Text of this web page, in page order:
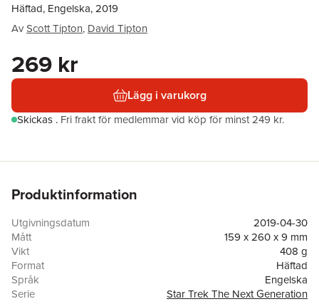
Häftad, Engelska, 2019
AvScott Tipton, David Tipton
269 kr
Lägg i varukorg
Skickas . Fri frakt för medlemmar vid köp för minst 249 kr.
Produktinformation
Utgivningsdatum
2019-04-30
Mått
159 x 260 x 9 mm
Vikt
408 g
Format
Häftad
Språk
Engelska
Serie
Star Trek The Next Generation